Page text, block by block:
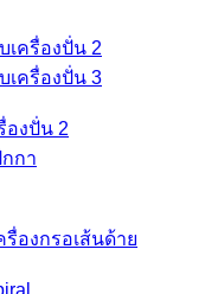
เครื่องปั่น 2
เครื่องปั่น 3
องปั่น 2
กา
องกรอเส้นด้าย